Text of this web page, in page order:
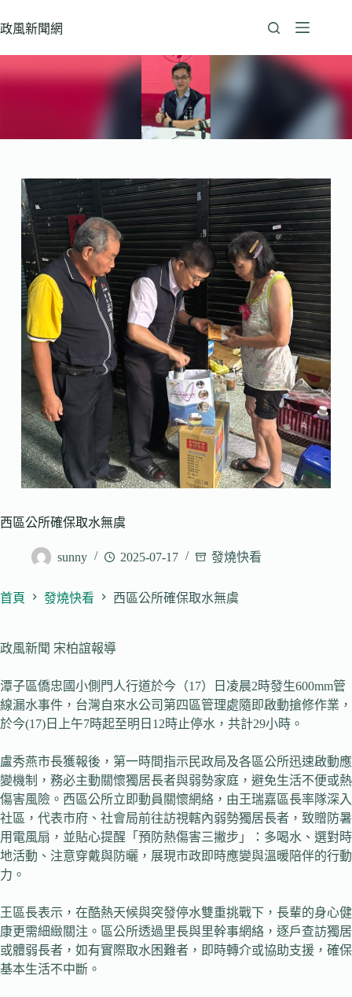
至
政風新聞網
西區公所確保取水無虞
sunny 2025-07-17 發燒快看
首頁 發燒快看 西區公所確保取水無虞
政風新聞 宋柏誼報導
潭子區僑忠國小側門人行道於今（17）日凌晨2時發生600mm管
線漏水事件，台灣自來水公司第四區管理處隨即啟動搶修作業，
於今(17)日上午7時起至明日12時止停水，共計29小時。
盧秀燕市長獲報後，第一時間指示民政局及各區公所迅速啟動應
變機制，務必主動關懷獨居長者與弱勢家庭，避免生活不便或熱
傷害風險。西區公所立即動員關懷網絡，由王瑞嘉區長率隊深入
社區，代表市府、社會局前往訪視轄內弱勢獨居長者，致贈防暑
用電風扇，並貼心提醒「預防熱傷害三撇步」：多喝水、選對時
地活動、注意穿戴與防曬，展現市政即時應變與溫暖陪伴的行動
力。
王區長表示，在酷熱天候與突發停水雙重挑戰下，長輩的身心健
康更需細緻關注。區公所透過里長與里幹事網絡，逐戶查訪獨居
或體弱長者，如有實際取水困難者，即時轉介或協助支援，確保
基本生活不中斷。